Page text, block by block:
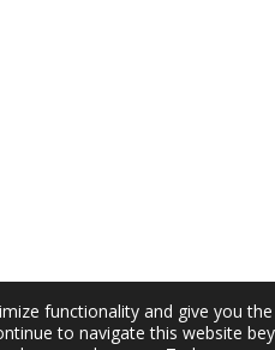
functionality and give you
to navigate this website